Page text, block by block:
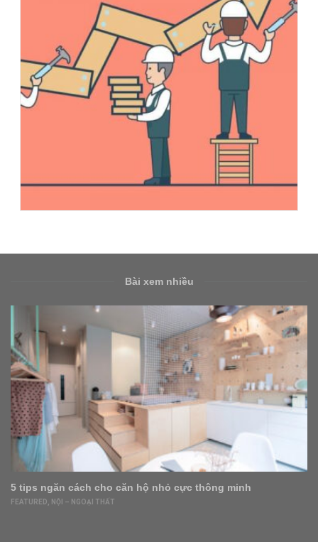
Bài xem nhiều
Bất động sản Việt Nam sẽ lập đỉnh mới vì 3 điều không
giống thế giới